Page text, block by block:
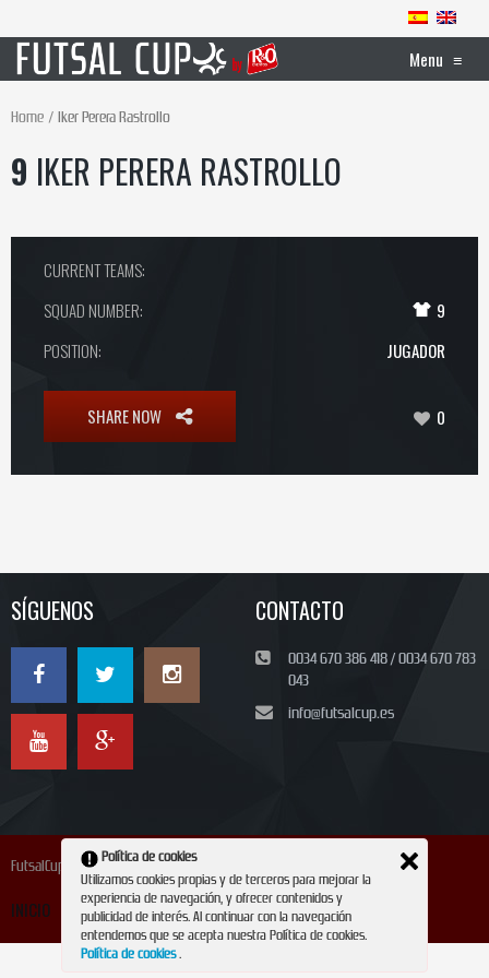
Menu ≡
Home Iker Perera Rastrollo
9 IKER PERERA RASTROLLO
CURRENT TEAMS:
SQUAD NUMBER:
9
POSITION:
JUGADOR
SHARE NOW 0
SÍGUENOS CONTACTO
0034 670 386 418 / 0034 670 783
043
info@futsalcup.es
FutsalCup 2024
INICIO INSCRIPCIÓN CONTACTO REVISTA
Política de cookies
Utilizamos cookies propias y de terceros para mejorar la
experiencia de navegación, y ofrecer contenidos y
publicidad de interés. Al continuar con la navegación
entendemos que se acepta nuestra Política de cookies.
Política de cookies.